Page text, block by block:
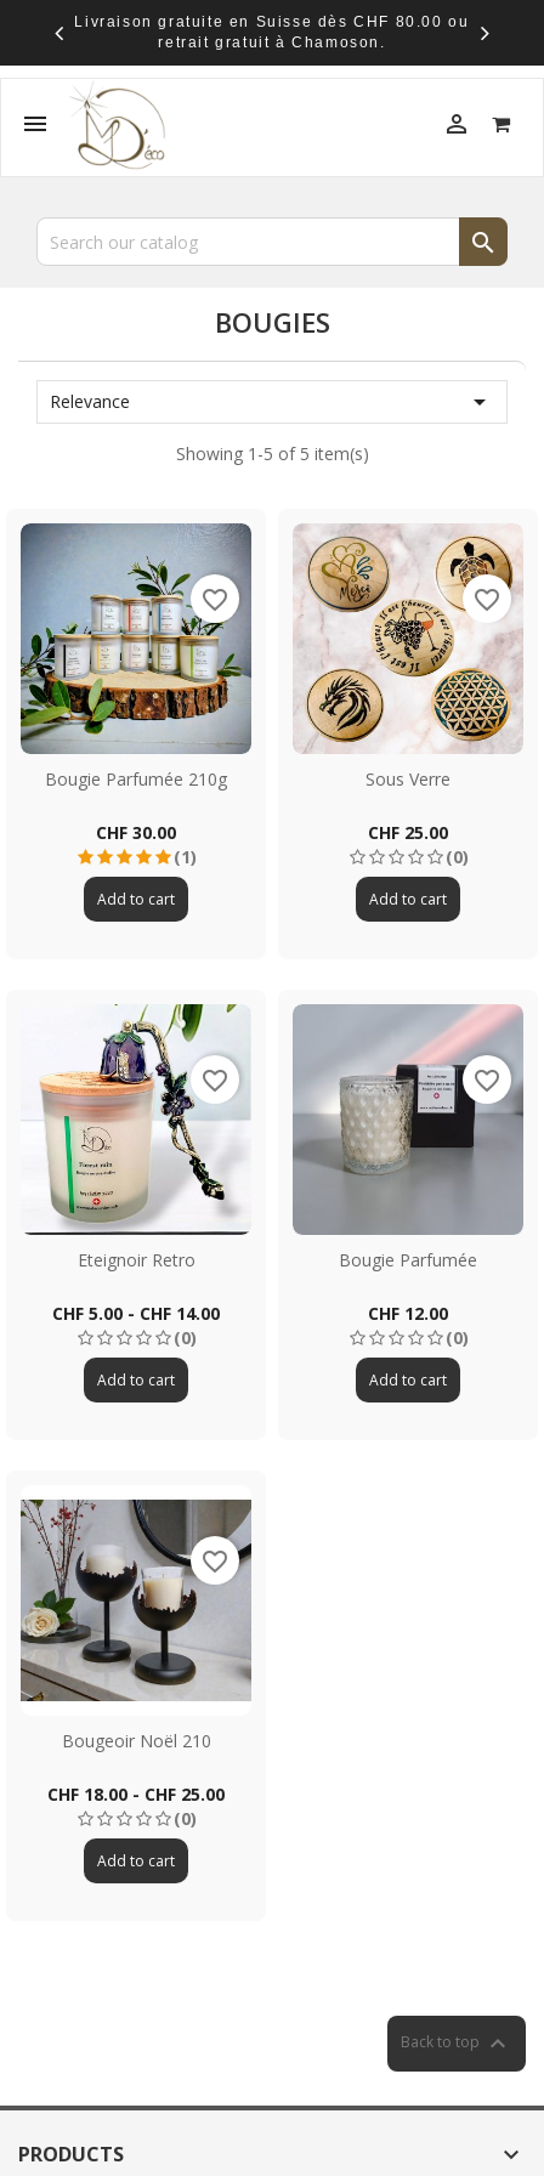
Livraison gratuite en Suisse dès CHF 80.00 ou
retrait gratuit à Chamoson.
 

BOUGIES
Relevance 
Showing 1-5 of 5 item(s)
Bougie Parfumée 210g
Price
CHF 30.00
(1)
Add to cart
favorite_border
Sous Verre
Price
CHF 25.00
(0)
Add to cart
favorite_border
Eteignoir Retro
Price
CHF 5.00 - CHF 14.00
(0)
Add to cart
favorite_border
Bougie Parfumée
Price
CHF 12.00
(0)
Add to cart
favorite_border
Bougeoir Noël 210
Price
CHF 18.00 - CHF 25.00
(0)
Add to cart
favorite_border
Back to top 
PRODUCTS 